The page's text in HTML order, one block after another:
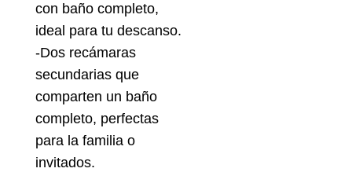
con baño completo,
ideal para tu descanso.
-Dos recámaras
secundarias que
comparten un baño
completo, perfectas
para la familia o
invitados.